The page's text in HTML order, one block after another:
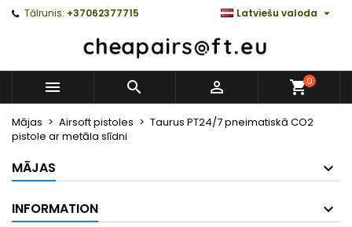
Tālrunis: +37062377715 Latviešu valoda 
   0
Mājas Airsoft pistoles
Taurus PT24/7 pneimatiskā CO2
pistole ar metāla slīdni
MĀJAS
INFORMATION